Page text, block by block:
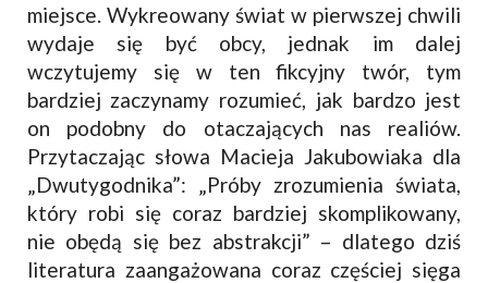
miejsce. Wykreowany świat w pierwszej chwili
wydaje się być obcy, jednak im dalej
wczytujemy się w ten fikcyjny twór, tym
bardziej zaczynamy rozumieć, jak bardzo jest
on podobny do otaczających nas realiów.
Przytaczając słowa Macieja Jakubowiaka dla
„Dwutygodnika”: „Próby zrozumienia świata,
który robi się coraz bardziej skomplikowany,
nie obędą się bez abstrakcji” – dlatego dziś
literatura zaangażowana coraz częściej sięga